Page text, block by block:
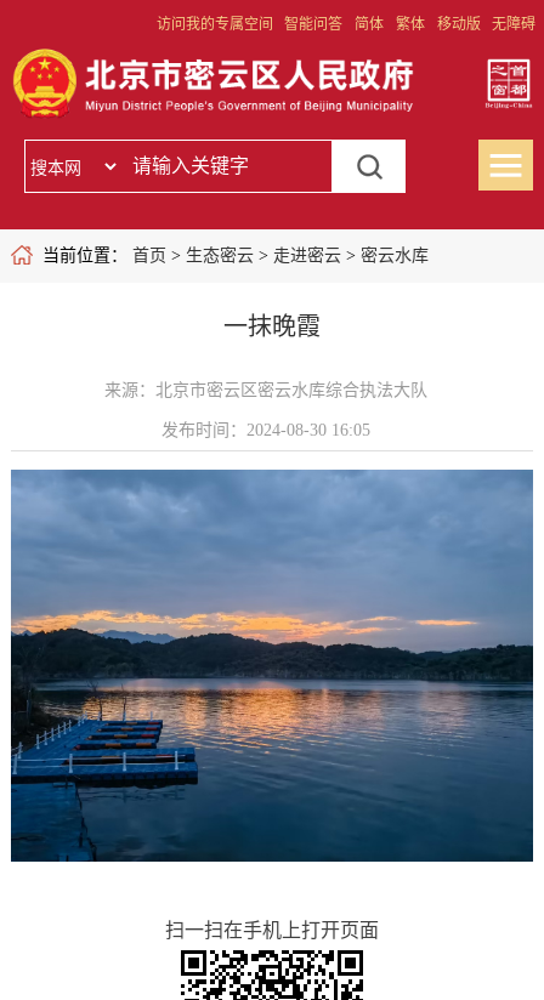
访问我的专属空间 智能问答 简体 繁体 移动版 无障碍
当前位置： 首页 > 生态密云> 走进密云> 密云水库
一抹晚霞
来源：北京市密云区密云水库综合执法大队
发布时间：2024-08-30 16:05
扫一扫在手机上打开页面